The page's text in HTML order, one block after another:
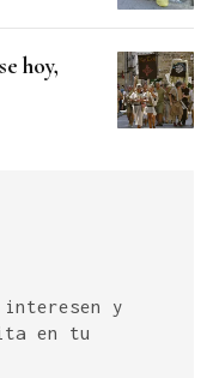
hoy,
interesen y
en tu